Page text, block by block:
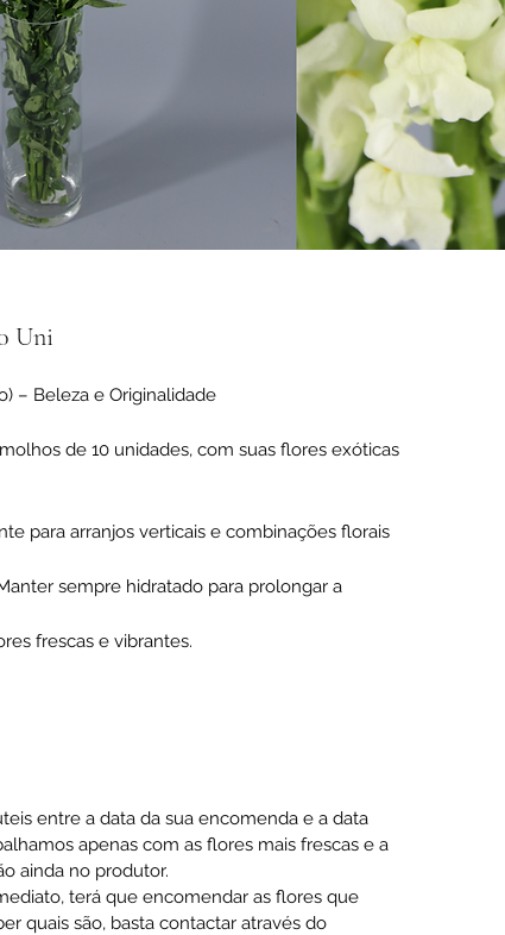
Uni
– Beleza e Originalidade
de 10 unidades, com suas flores exóticas
para arranjos verticais e combinações florais
sempre hidratado para prolongar a
frescas e vibrantes.
entre a data da sua encomenda e a data
apenas com as flores mais frescas e a
ainda no produtor.
terá que encomendar as flores que
quais são, basta contactar através do